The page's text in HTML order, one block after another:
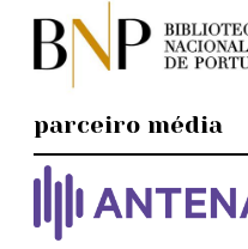
parceiro média